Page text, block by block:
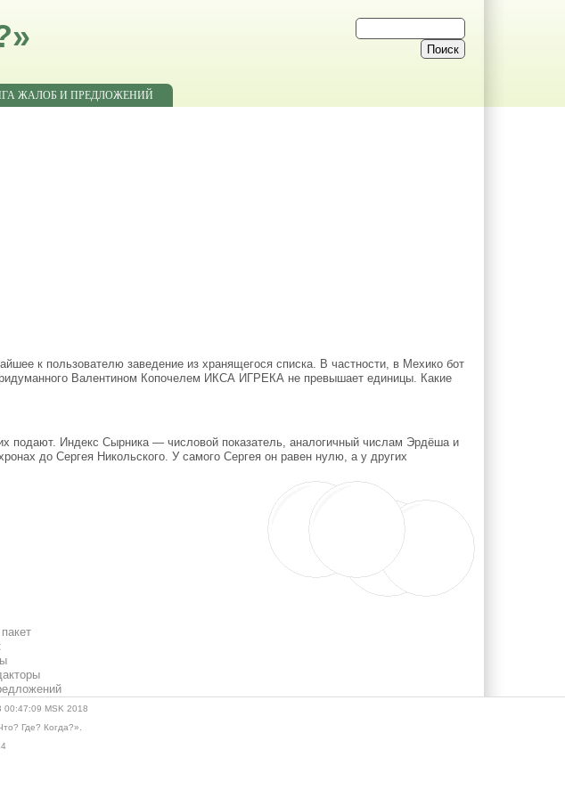
ЖАЛОБ И ПРЕДЛОЖЕНИЙ
к пользователю заведение из хранящегося списка. В частности, в Мехико бот
Валентином Копочелем ИКСА ИГРЕКА не превышает единицы. Какие
подают. Индекс Сырника — числовой показатель, аналогичный числам Эрдёша и
до Сергея Никольского. У самого Сергея он равен нулю, а у других
00:47:09 MSK 2018
Где? Когда?».